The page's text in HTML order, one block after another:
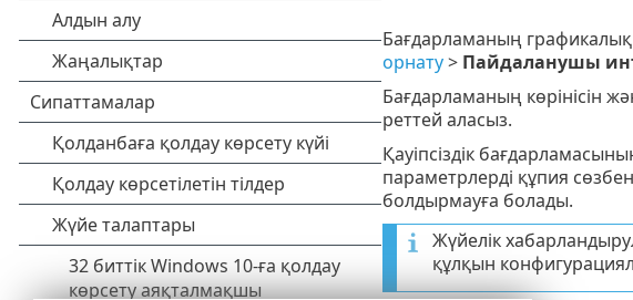
Бағдарламаның
орнату> Пайдаланушы
Бағдарламаның көрінісін
реттей аласыз.
Қауіпсіздік
параметрлерді құпия
болдырмауға болады.
Жүйелік
құлқын